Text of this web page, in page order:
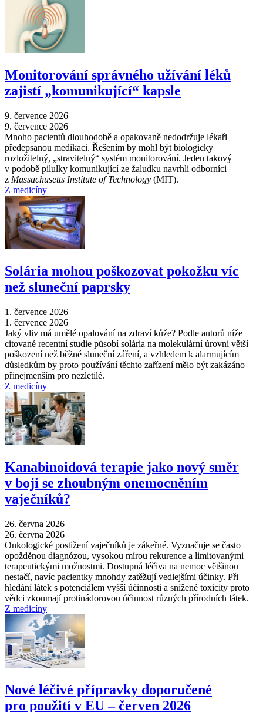
Monitorování správného užívání léků
zajistí „komunikující“ kapsle
9. července 2026
9. července 2026
Mnoho pacientů dlouhodobě a opakovaně nedodržuje lékaři
předepsanou medikaci. Řešením by mohl být biologicky
rozložitelný, „stravitelný“ systém monitorování. Jeden takový
v podobě pilulky komunikující ze žaludku navrhli odborníci
z Massachusetts Institute of Technology (MIT).
Z medicíny
Solária mohou poškozovat pokožku víc
než sluneční paprsky
1. července 2026
1. července 2026
Jaký vliv má umělé opalování na zdraví kůže? Podle autorů níže
citované recentní studie působí solária na molekulární úrovni větší
poškození než běžné sluneční záření, a vzhledem k alarmujícím
důsledkům by proto používání těchto zařízení mělo být zakázáno
přinejmenším pro nezletilé.
Z medicíny
Kanabinoidová terapie jako nový směr
v boji se zhoubným onemocněním
vaječníků?
26. června 2026
26. června 2026
Onkologické postižení vaječníků je zákeřné. Vyznačuje se často
opožděnou diagnózou, vysokou mírou rekurence a limitovanými
terapeutickými možnostmi. Dostupná léčiva na nemoc většinou
nestačí, navíc pacientky mnohdy zatěžují vedlejšími účinky. Při
hledání látek s potenciálem vyšší účinnosti a snížené toxicity proto
vědci zkoumají protinádorovou účinnost různých přírodních látek.
Z medicíny
Nové léčivé přípravky doporučené
pro použití v EU –⁠ červen 2026